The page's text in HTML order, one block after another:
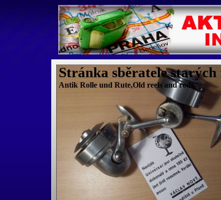
Stránka sběratele
Antik Rolle und Rute,Old reels and rods.